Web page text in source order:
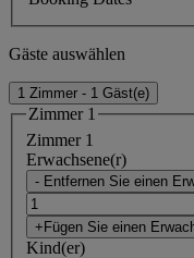
Gäste auswählen
1 Zimmer - 1 Gäst(e)
Zimmer 1
Zimmer 1
Erwachsene(r)
- Entfernen Sie einen
+Fügen Sie einen
Kind(er)